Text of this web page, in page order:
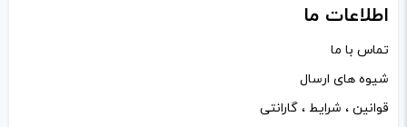
ذخیره نام، ایمیل و وبسایت من در مرورگر برای زمانی که دوباره
دیدگاهی می‌نویسم.
اطلاعات ما
تماس با ما
شیوه های ارسال
قوانین ، شرایط ، گارانتی